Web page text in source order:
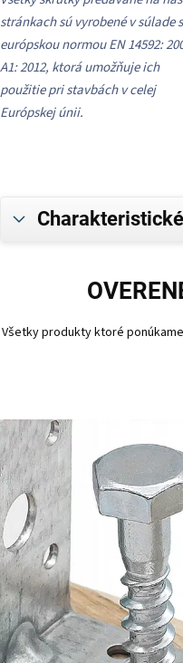
stránkach sú vyrobené v súlade s
európskou normou EN 14592:
A1: 2012, ktorá umožňuje ich
použitie pri stavbách v celej
Európskej únii.
Všetky produkty ktoré